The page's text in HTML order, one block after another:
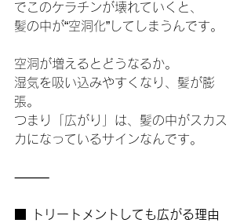
でこのケラチンが壊れていくと、
髪の中が“空洞化”してしまうんです。
空洞が増えるとどうなるか。
湿気を吸い込みやすくなり、髪が膨
張。
つまり「広がり」は、髪の中がスカス
カになっているサインなんです。
⸻
■ トリートメントしても広がる理由